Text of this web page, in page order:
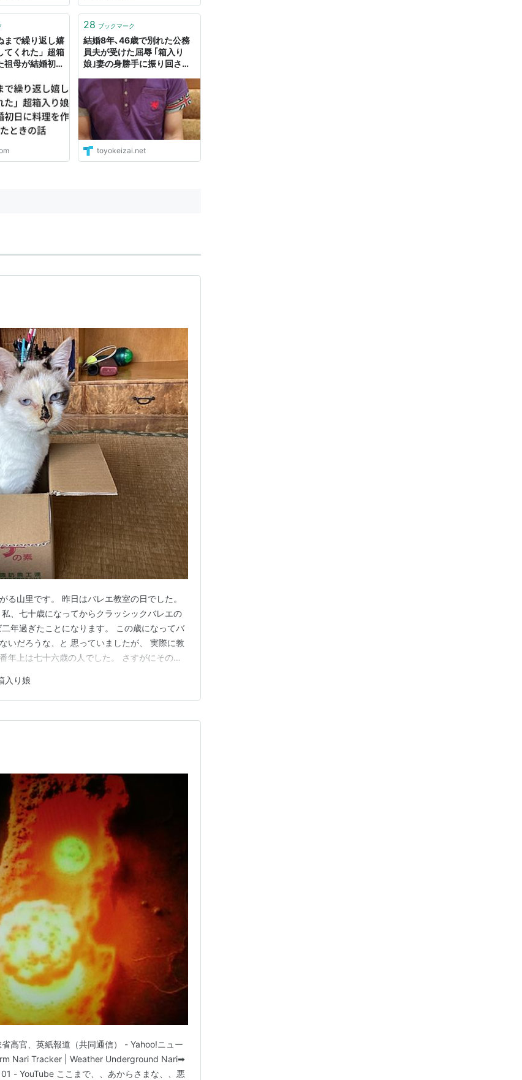
まで繰り返し嬉
てくれた」超箱
祖母が結婚初日
28 ブックマーク
結婚8年､46歳で別れた公務
員夫が受けた屈辱 ｢箱入り
娘｣妻の身勝手に振り回され
toyokeizai.net
る山里です。 昨日はバレエ教室の日でした。
、七十歳になってからクラッシックバレエの
年過ぎたことになります。 この歳になってバ
いだろうな、と 思っていましたが、 実際に教
年上は七十六歳の人でした。 さすがにその方
代の人、 つまりはシニアのバレエクラスが存
ことでした…
入り娘
高官、英紙報道（共同通信） - Yahoo!ニュー
Nari Tracker | Weather Underground Nari➡
- YouTube ここまで、、あからさまな、、悪